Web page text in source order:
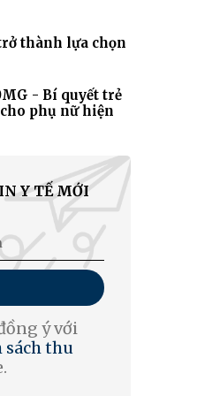
thành lựa chọn
- Bí quyết trẻ
phụ nữ hiện
Y TẾ MỚI
ý với
sách thu